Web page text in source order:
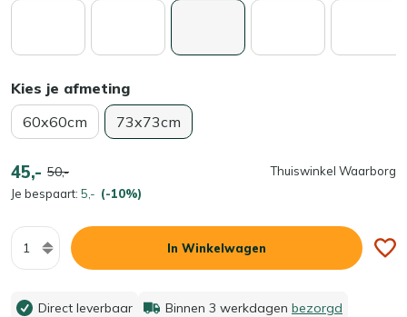
Kies je afmeting
60x60cm
73x73cm
45,- 50,-
Je bespaart: 5,- (-10%)
Thuiswinkel Waarborg
Aantal
In Winkelwagen
Direct leverbaar Binnen 3 werkdagen bezorgd